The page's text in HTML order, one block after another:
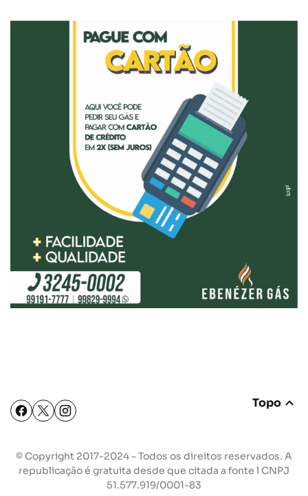
Topo
© Copyright 2017-2024 - Todos os direitos reservados. A
republicação é gratuita desde que citada a fonte l CNPJ
51.577.919/0001-83